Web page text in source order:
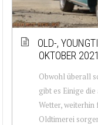
OLD-,
OKTOBER 2021
Obwohl überall
gibt es Einige
Wetter,
Oldtimerei